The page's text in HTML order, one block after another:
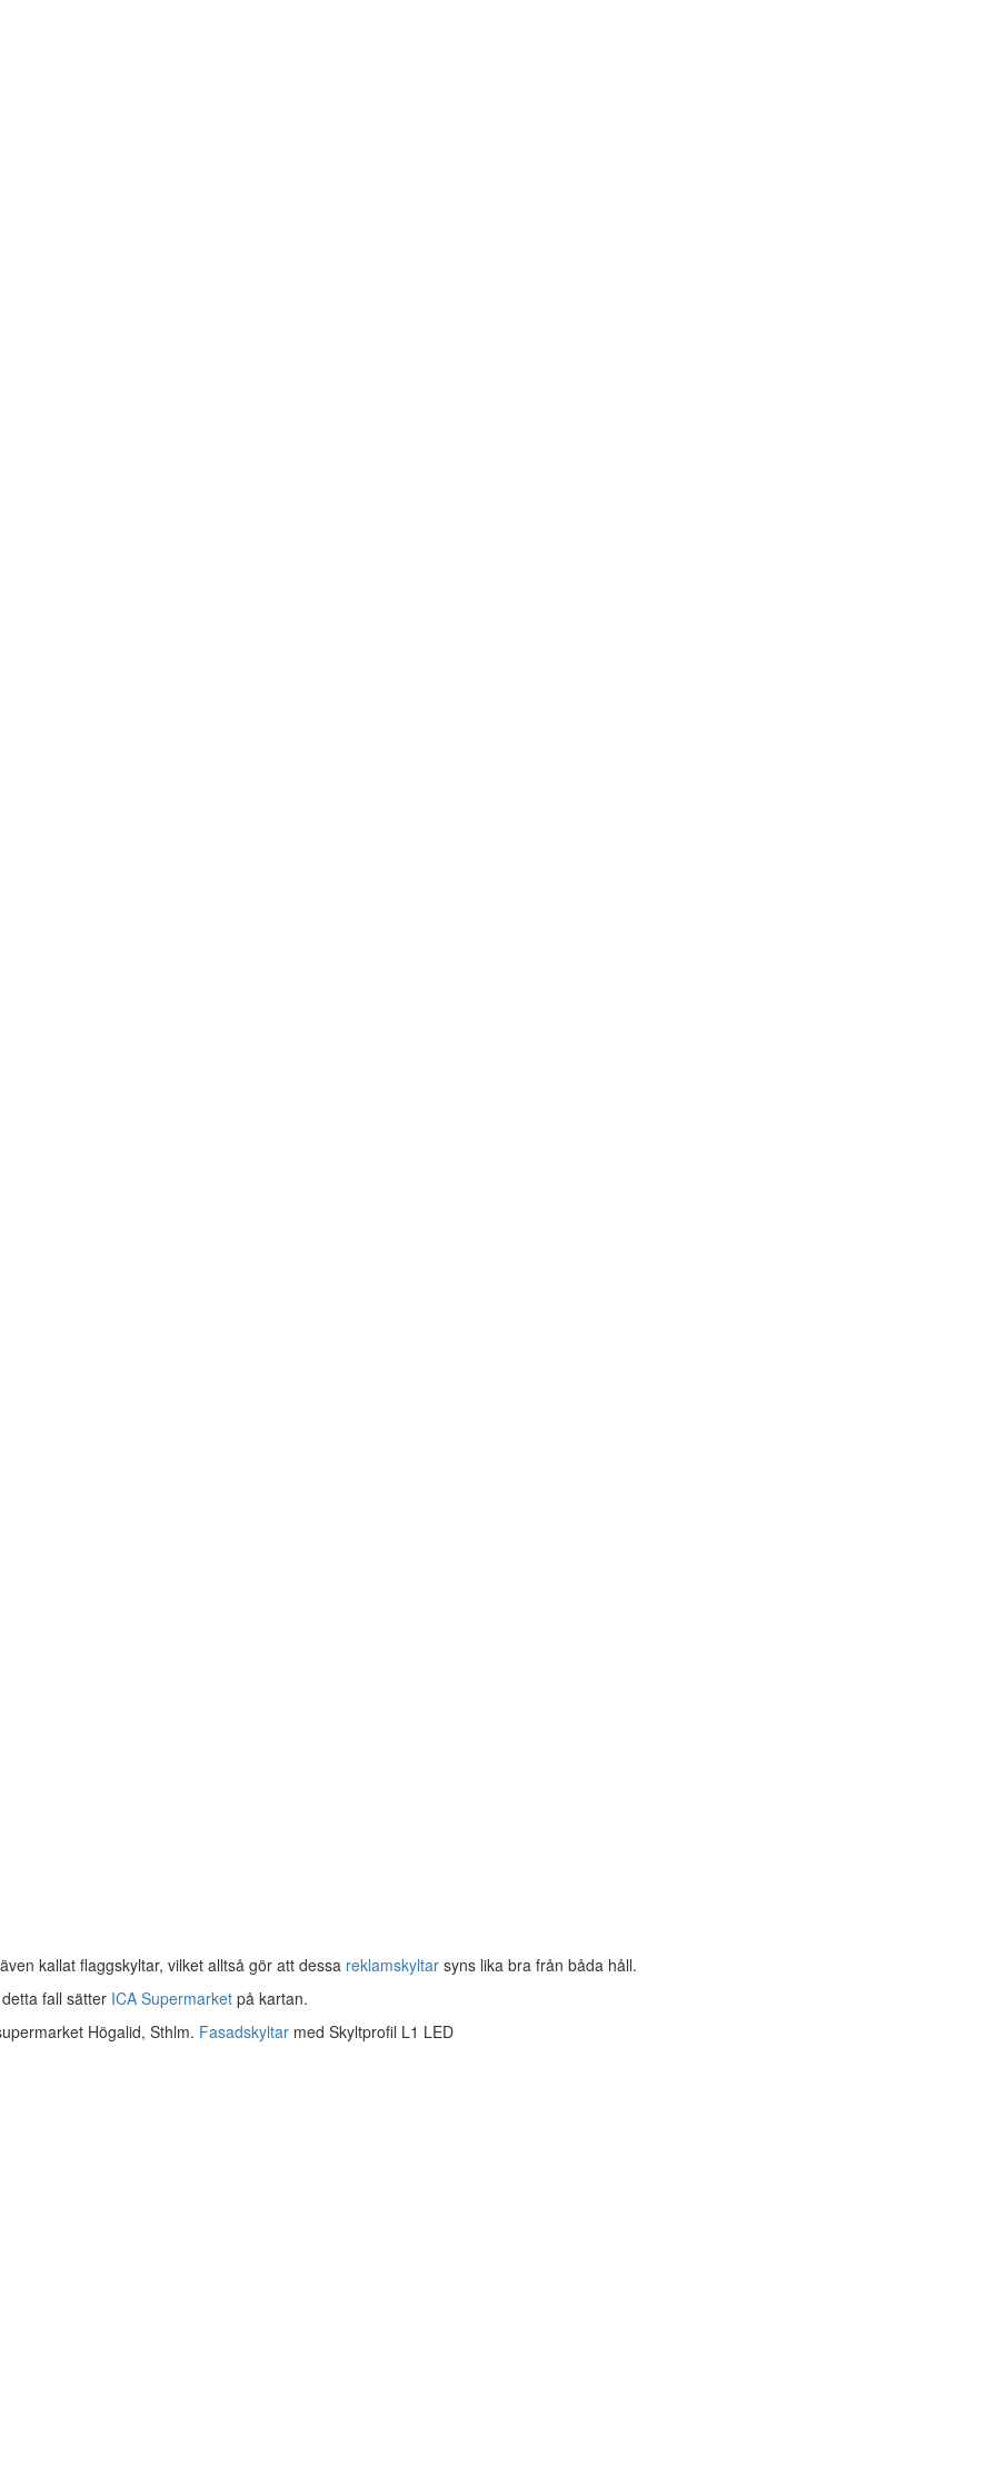
kallat flaggskyltar, vilket alltså gör att dessa reklamskyltar syns lika bra från båda håll.
fall sätter ICA Supermarket på kartan.
Högalid, Sthlm. Fasadskyltar med Skyltprofil L1 LED